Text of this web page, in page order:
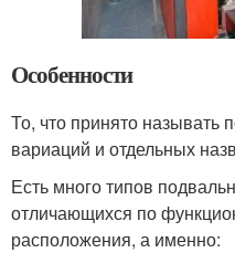
Особенности
То, что принято называть
вариаций и отдельных
Есть много типов
отличающихся по
расположения, а именно: